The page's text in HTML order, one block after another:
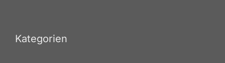
Kategorien